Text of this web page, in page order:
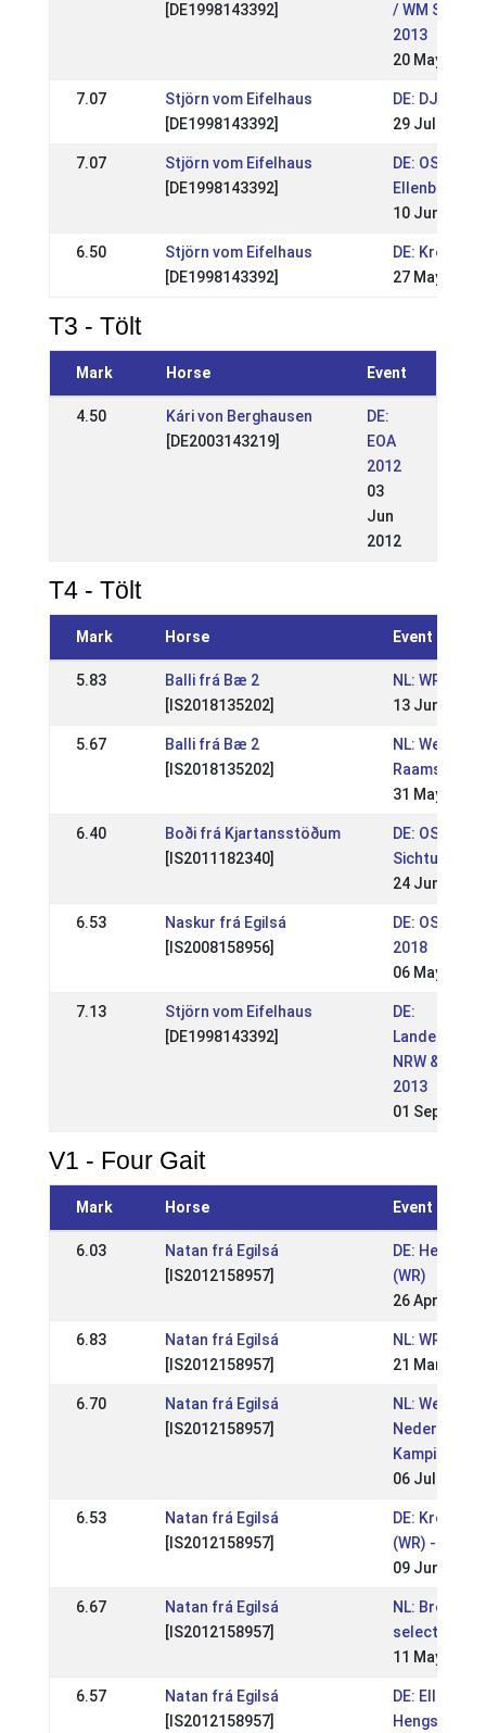
[DE1998143392]
/ WM
2013
20 May 2013
7.07
Stjörn vom Eifelhaus
[DE1998143392]
DE: DJIM
29 Jul 2012
7.07
Stjörn vom Eifelhaus
[DE1998143392]
DE: OSI &
Ellenbach
10 Jun 2012
6.50
Stjörn vom Eifelhaus
[DE1998143392]
DE:
27 May 2012
T3 - Tölt
Mark Horse Event
4.50
Kári von Berghausen
[DE2003143219]
DE:
EOA
2012
03
Jun
2012
T4 - Tölt
Mark Horse Event
5.83
Balli frá Bæ 2
[IS2018135202]
NL: WR
13 Jun 2026
5.67
Balli frá Bæ 2
[IS2018135202]
NL:
Raamsdonk
31 May 2026
6.40
Boði frá Kjartansstöðum
[IS2011182340]
DE: OSI &
Sichtung
24 Jun 2018
6.53
Naskur frá Egilsá
[IS2008158956]
DE: OSI
2018
06 May 2018
7.13
Stjörn vom Eifelhaus
[DE1998143392]
DE:
NRW & Osi
2013
01 Sep 2013
V1 - Four Gait
Mark Horse Event
6.03
Natan frá Egilsá
[IS2012158957]
DE: Hengste
(WR)
26 Apr 2026
6.83
Natan frá Egilsá
[IS2012158957]
NL: WR
21 Mar 2026
6.70
Natan frá Egilsá
[IS2012158957]
NL:
Nederlandse
06 Jul 2025
6.53
Natan frá Egilsá
[IS2012158957]
DE:
(WR) - WM-
09 Jun 2025
6.67
Natan frá Egilsá
[IS2012158957]
NL:
11 May 2025
6.57
Natan frá Egilsá
[IS2012158957]
DE: